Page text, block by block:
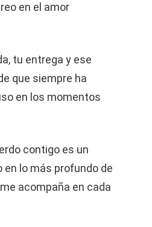
en el amor
tu entrega y ese
que siempre ha
en los momentos
contigo es un
en lo más profundo de
acompaña en cada